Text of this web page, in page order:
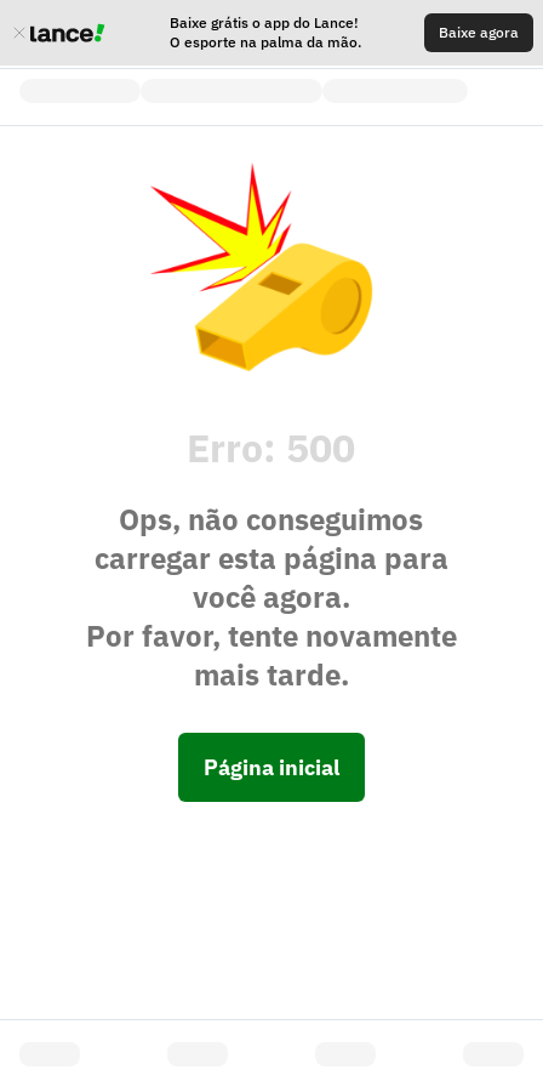
Baixe grátis o app do Lance!
O esporte na palma da mão.
Baixe agora
Erro: 500
Ops, não conseguimos
carregar esta página para
você agora.
Por favor, tente novamente
mais tarde.
Página inicial